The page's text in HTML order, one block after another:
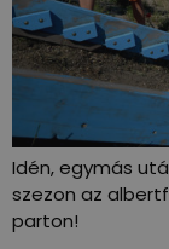
Idén, egymás
szezon az
parton!